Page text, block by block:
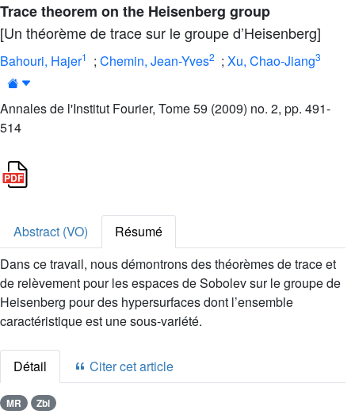
Trace theorem on the Heisenberg group
[Un théorème de trace sur le groupe d’Heisenberg]
Bahouri, Hajer1 ; Chemin, Jean-Yves2 ; Xu, Chao-Jiang3
Annales de l'Institut Fourier, Tome 59 (2009) no. 2, pp. 491-
514
Abstract (VO)
Résumé
Dans ce travail, nous démontrons des théorèmes de trace et
de relèvement pour les espaces de Sobolev sur le groupe de
Heisenberg pour des hypersurfaces dont l’ensemble
caractéristique est une sous-variété.
Détail Citer cet article
MR Zbl